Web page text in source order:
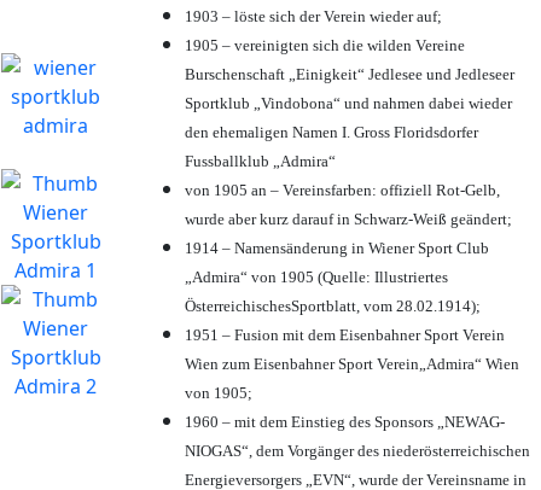
1903 – löste sich der Verein wieder auf;
1905 – vereinigten sich die wilden Vereine
Burschenschaft „Einigkeit“ Jedlesee und Jedleseer
Sportklub „Vindobona“ und nahmen dabei wieder
den ehemaligen Namen I. Gross Floridsdorfer
Fussballklub „Admira“
von 1905 an – Vereinsfarben: offiziell Rot-Gelb,
wurde aber kurz darauf in Schwarz-Weiß geändert;
1914 – Namensänderung in Wiener Sport Club
„Admira“ von 1905 (Quelle: Illustriertes
ÖsterreichischesSportblatt, vom 28.02.1914);
1951 – Fusion mit dem Eisenbahner Sport Verein
Wien zum Eisenbahner Sport Verein„Admira“ Wien
von 1905;
1960 – mit dem Einstieg des Sponsors „NEWAG-
NIOGAS“, dem Vorgänger des niederösterreichischen
Energieversorgers „EVN“, wurde der Vereinsname in